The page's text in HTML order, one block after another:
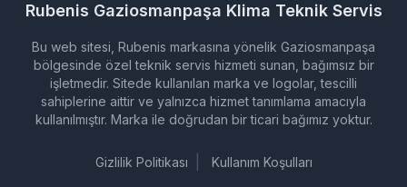
Rubenis Gaziosmanpaşa Klima Teknik Servis
Bu web sitesi, Rubenis markasına yönelik Gaziosmanpaşa
bölgesinde özel teknik servis hizmeti sunan, bağımsız bir
işletmedir. Sitede kullanılan marka ve logolar, tescilli
sahiplerine aittir ve yalnızca hizmet tanımlama amacıyla
kullanılmıştır. Marka ile doğrudan bir ticari bağımız yoktur.
Gizlilik Politikası Kullanım Koşulları